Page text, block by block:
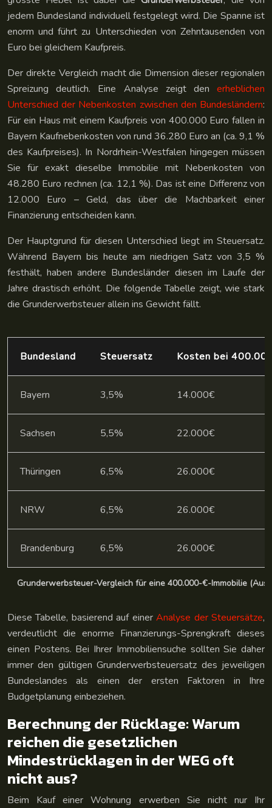
jedem Bundesland individuell festgelegt wird. Die Spanne ist
enorm und führt zu Unterschieden von Zehntausenden von
Euro bei gleichem Kaufpreis.
Der direkte Vergleich macht die Dimension dieser regionalen
Spreizung deutlich. Eine Analyse zeigt den erheblichen
Unterschied der Nebenkosten zwischen den Bundesländern:
Für ein Haus mit einem Kaufpreis von 400.000 Euro fallen in
Bayern Kaufnebenkosten von rund 36.280 Euro an (ca. 9,1 %
des Kaufpreises). In Nordrhein-Westfalen hingegen müssen
Sie für exakt dieselbe Immobilie mit Nebenkosten von
48.280 Euro rechnen (ca. 12,1 %). Das ist eine Differenz von
12.000 Euro – Geld, das über die Machbarkeit einer
Finanzierung entscheiden kann.
Der Hauptgrund für diesen Unterschied liegt im Steuersatz.
Während Bayern bis heute am niedrigen Satz von 3,5 %
festhält, haben andere Bundesländer diesen im Laufe der
Jahre drastisch erhöht. Die folgende Tabelle zeigt, wie stark
die Grunderwerbsteuer allein ins Gewicht fällt.
Grunderwerbsteuer-Vergleich für eine 400.000-€-Immobilie
Bundesland Steuersatz Kosten bei
Bayern 3,5% 14.000€
Sachsen 5,5% 22.000€
Thüringen 6,5% 26.000€
NRW 6,5% 26.000€
Brandenburg 6,5% 26.000€
Diese Tabelle, basierend auf einerAnalyse der Steuersätze,
verdeutlicht die enorme Finanzierungs-Sprengkraft dieses
einen Postens. Bei Ihrer Immobiliensuche sollten Sie daher
immer den gültigen Grunderwerbsteuersatz des jeweiligen
Bundeslandes als einen der ersten Faktoren in Ihre
Budgetplanung einbeziehen.
Berechnung der Rücklage: Warum
reichen die gesetzlichen
Mindestrücklagen in der WEG oft
nicht aus?
Beim Kauf einer Wohnung erwerben Sie nicht nur Ihr